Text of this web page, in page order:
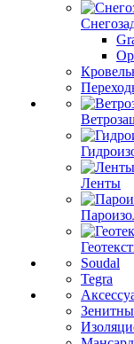
Ленты
Soudal
Tegra